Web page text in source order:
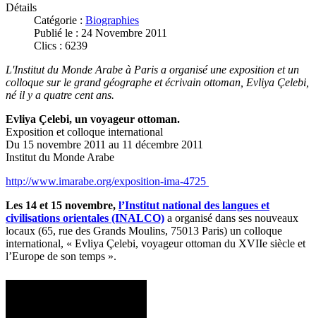
Détails
Catégorie : Biographies
Publié le : 24 Novembre 2011
Clics : 6239
L'Institut du Monde Arabe à Paris a organisé une exposition et un
colloque sur le grand géographe et écrivain ottoman, Evliya Çelebi,
né il y a quatre cent ans.
Evliya Çelebi, un voyageur ottoman.
Exposition et colloque international
Du 15 novembre 2011 au 11 décembre 2011
Institut du Monde Arabe
http://www.imarabe.org/exposition-ima-4725
Les 14 et 15 novembre, l’Institut national des langues et
civilisations orientales (INALCO) a organisé dans ses nouveaux
locaux (65, rue des Grands Moulins, 75013 Paris) un colloque
international, « Evliya Çelebi, voyageur ottoman du XVIIe siècle et
l’Europe de son temps ».